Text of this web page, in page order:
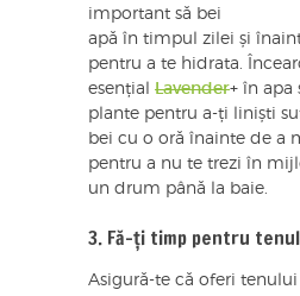
important să bei
apă în timpul zilei și
pentru a te hidrata.
esențial Lavender+ în apa
plante pentru a-ți liniști
bei cu o oră înainte de a
pentru a nu te trezi în
un drum până la baie.
3. Fă-ți timp pentru
Asigură-te că oferi